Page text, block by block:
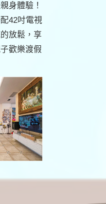
身體驗！
42吋電視
放鬆，享
歡樂渡假